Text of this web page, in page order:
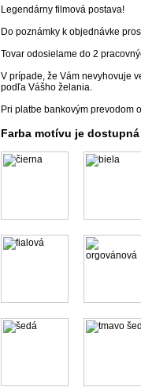
Legendárny filmová postava!
Do poznámky k objednávke
Tovar odosielame do 2
V prípade, že Vám nevyhovuje
podľa Vášho želania.
Pri platbe bankovým prevodom
Farba motívu je